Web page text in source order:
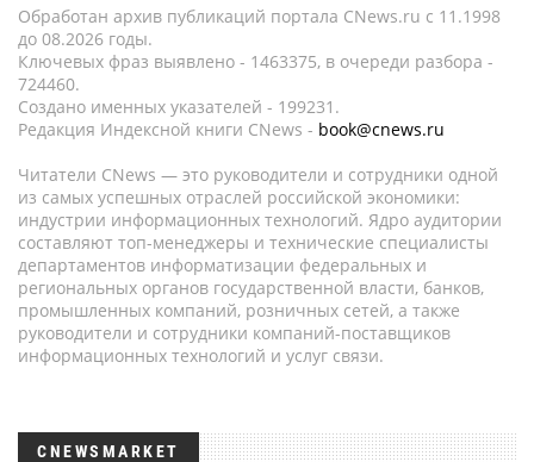
Обработан архив публикаций портала CNews.ru c 11.1998
до 08.2026 годы.
Ключевых фраз выявлено - 1463375, в очереди разбора -
724460.
Создано именных указателей - 199231.
Редакция Индексной книги CNews - book@cnews.ru
Читатели CNews — это руководители и сотрудники одной
из самых успешных отраслей российской экономики:
индустрии информационных технологий. Ядро аудитории
составляют топ-менеджеры и технические специалисты
департаментов информатизации федеральных и
региональных органов государственной власти, банков,
промышленных компаний, розничных сетей, а также
руководители и сотрудники компаний-поставщиков
информационных технологий и услуг связи.
CNEWSMARKET